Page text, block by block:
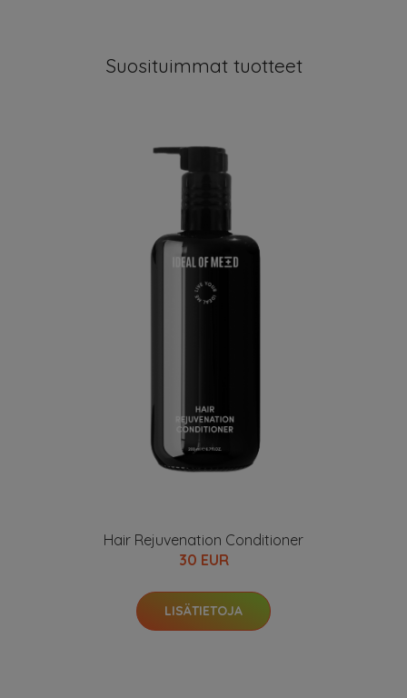
Suosituimmat tuotteet
Hair Rejuvenation Conditioner
30 EUR
LISÄTIETOJA